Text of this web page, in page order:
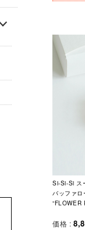
Si-Si-Si ス
バッファ
“FLOWER
価格 :